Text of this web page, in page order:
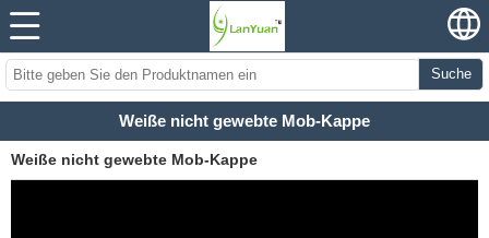
Suche
Weiße nicht gewebte Mob-Kappe
Weiße nicht gewebte Mob-Kappe